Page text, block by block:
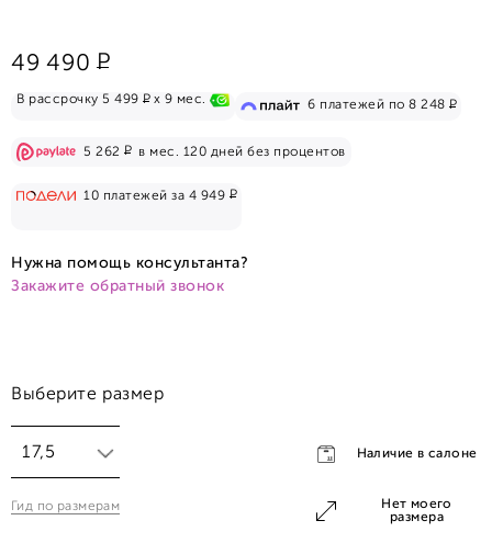
49 490 Р
В рассрочку 5 499 Рx 9 мес. 6 платежей по 8 248 Р
5 262 Рв мес. 120 дней без процентов
10 платежей за 4 949 Р
Нужна помощь консультанта?
Закажите обратный звонок
Выберите размер
17,5
17,5
Гид по размерам
Нет моего
размера
Наличие в салоне